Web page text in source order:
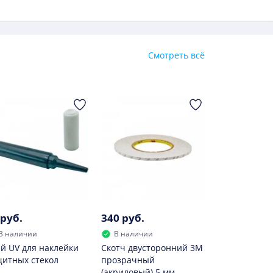
Смотреть всё
наличии
UV для наклейки
стекол
340 руб.
В наличии
Скотч двусторонний 3M
прозрачный